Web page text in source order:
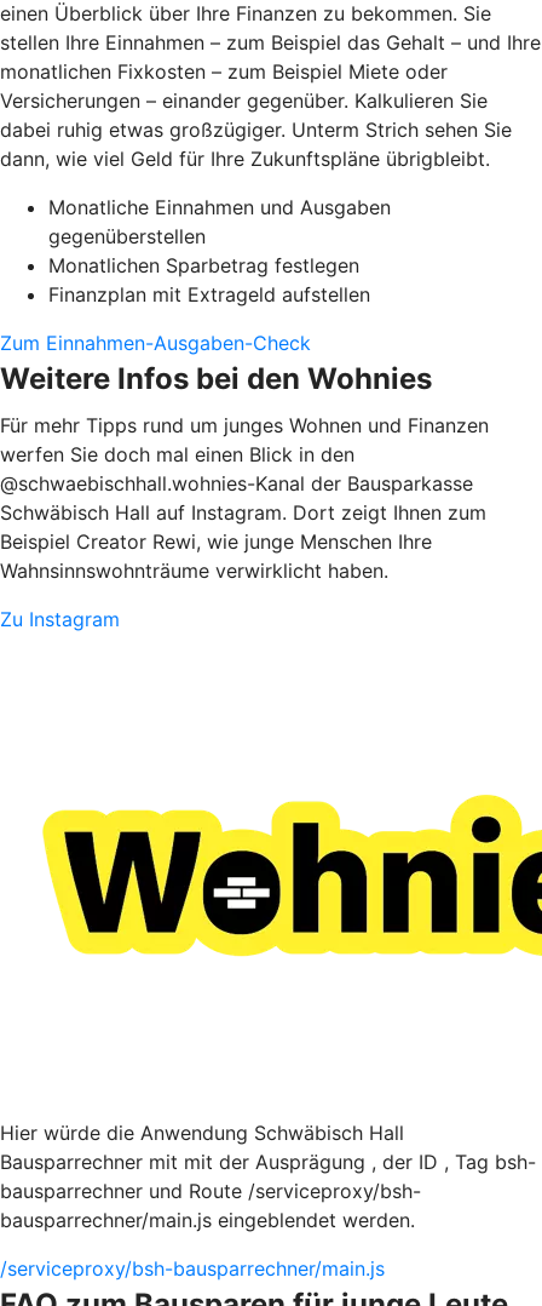
einen Überblick über Ihre Finanzen zu bekommen. Sie
stellen Ihre Einnahmen – zum Beispiel das Gehalt – und Ihre
monatlichen Fixkosten – zum Beispiel Miete oder
Versicherungen – einander gegenüber. Kalkulieren Sie
dabei ruhig etwas großzügiger. Unterm Strich sehen Sie
dann, wie viel Geld für Ihre Zukunftspläne übrigbleibt.
Monatliche Einnahmen und Ausgaben
gegenüberstellen
Monatlichen Sparbetrag festlegen
Finanzplan mit Extrageld aufstellen
Zum Einnahmen-Ausgaben-Check
Weitere Infos bei den Wohnies
Für mehr Tipps rund um junges Wohnen und Finanzen
werfen Sie doch mal einen Blick in den
@schwaebischhall.wohnies-Kanal der Bausparkasse
Schwäbisch Hall auf Instagram. Dort zeigt Ihnen zum
Beispiel Creator Rewi, wie junge Menschen Ihre
Wahnsinnswohnträume verwirklicht haben.
Zu Instagram
Hier würde die Anwendung Schwäbisch Hall
Bausparrechner mit mit der Ausprägung , der ID , Tag bsh-
bausparrechner und Route /serviceproxy/bsh-
bausparrechner/main.js eingeblendet werden.
/serviceproxy/bsh-bausparrechner/main.js